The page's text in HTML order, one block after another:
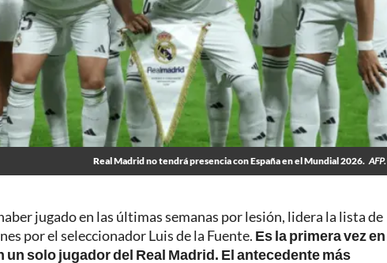
Real Madrid no tendrá presencia con España en el Mundial 2026. AFP.
jugado en las últimas semanas por lesión, lidera la lista de
por el seleccionador Luis de la Fuente. Es la primera vez en
solo jugador del Real Madrid. El antecedente más